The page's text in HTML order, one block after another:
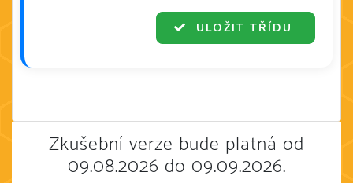
ULOŽIT TŘÍDU
Zkušební verze bude platná od
09.08.2026 do 09.09.2026.